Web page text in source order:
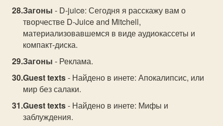
Загоны - D-juice: Сегодня я расскажу вам о
творчестве D-Juice and Mitchell,
материализовавшемся в виде аудиокассеты и
компакт-диска.
Загоны - Реклама.
Guest texts- Найдено в инете: Апокалипсис, или
мир без салаки.
Guest texts- Найдено в инете: Мифы и
заблуждения.